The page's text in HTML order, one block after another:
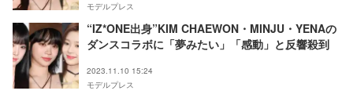
モデルプレス
“IZ*ONE出身”KIM CHAEWON・MINJU・YENAの
ダンスコラボに「夢みたい」「感動」と反響殺到
2023.11.10 15:24
モデルプレス